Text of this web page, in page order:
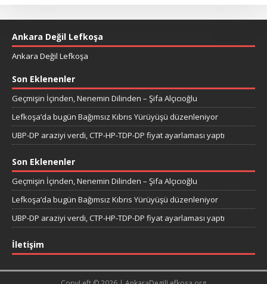
Ankara Değil Lefkoşa
Ankara Değil Lefkoşa
Son Eklenenler
Geçmişin İçinden, Nenemin Dilinden – Şifa Alçıcıoğlu
Lefkoşa’da bugün Bağımsız Kıbrıs Yürüyüşü düzenleniyor
UBP-DP araziyi verdi, CTP-HP-TDP-DP fiyat ayarlaması yaptı
Son Eklenenler
Geçmişin İçinden, Nenemin Dilinden – Şifa Alçıcıoğlu
Lefkoşa’da bugün Bağımsız Kıbrıs Yürüyüşü düzenleniyor
UBP-DP araziyi verdi, CTP-HP-TDP-DP fiyat ayarlaması yaptı
İletişim